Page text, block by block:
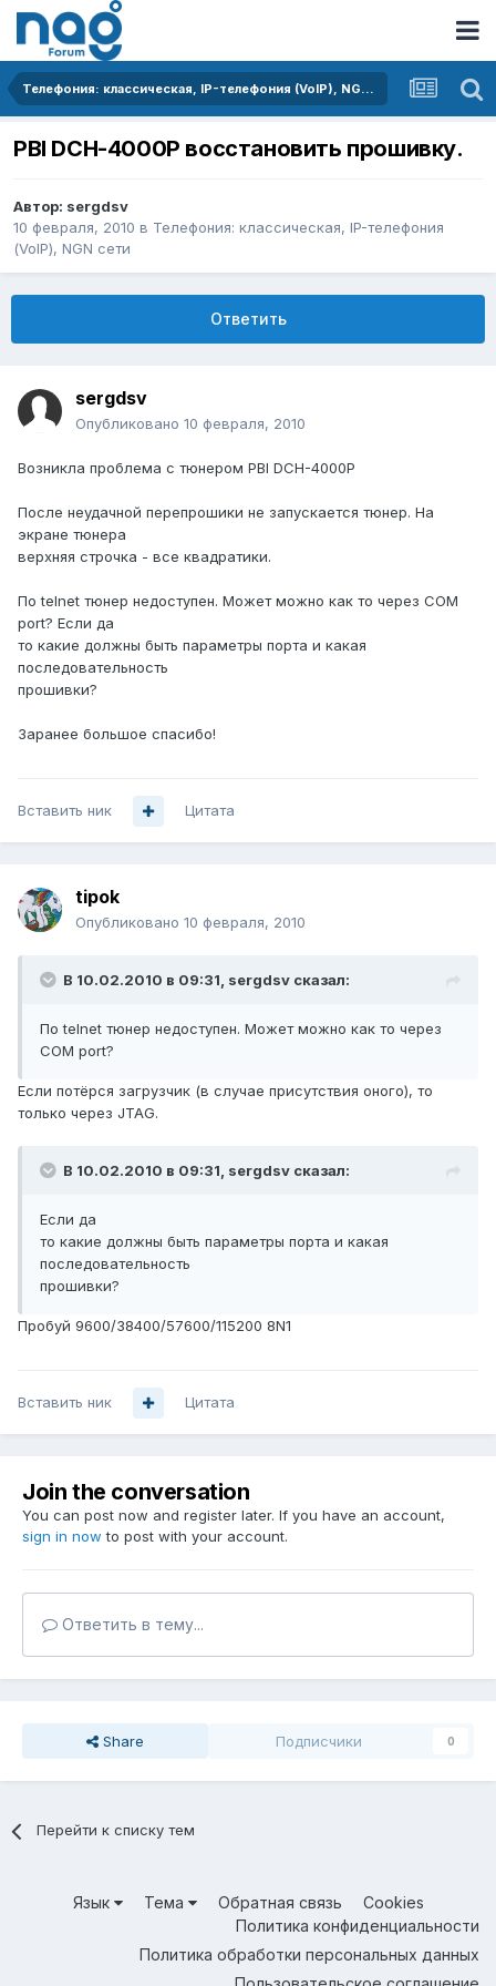
Телефония: классическая, IP-телефония (VoIP), NGN сети
PBI DCH-4000P восстановить прошивку.
Автор: sergdsv
10 февраля, 2010 в Телефония: классическая, IP-телефония
(VoIP), NGN сети
Ответить
sergdsv
Опубликовано 10 февраля, 2010
Возникла проблема с тюнером PBI DCH-4000P
После неудачной перепрошики не запускается тюнер. На
экране тюнера
верхняя строчка - все квадратики.
По telnet тюнер недоступен. Может можно как то через COM
port? Если да
то какие должны быть параметры порта и какая
последовательность
прошивки?
Заранее большое спасибо!
Вставить ник Цитата
tipok
Опубликовано 10 февраля, 2010
В 10.02.2010 в 09:31, sergdsv сказал:
По telnet тюнер недоступен. Может можно как то через
COM port?
Если потёрся загрузчик (в случае присутствия оного), то
только через JTAG.
В 10.02.2010 в 09:31, sergdsv сказал:
Если да
то какие должны быть параметры порта и какая
последовательность
прошивки?
Пробуй 9600/38400/57600/115200 8N1
Вставить ник Цитата
Join the conversation
You can post now and register later. If you have an account,
sign in now to post with your account.
Ответить в тему...
Share Подписчики 0
Перейти к списку тем
Язык Тема Обратная связь
Cookies
Политика конфиденциальности
Политика обработки персональных данных